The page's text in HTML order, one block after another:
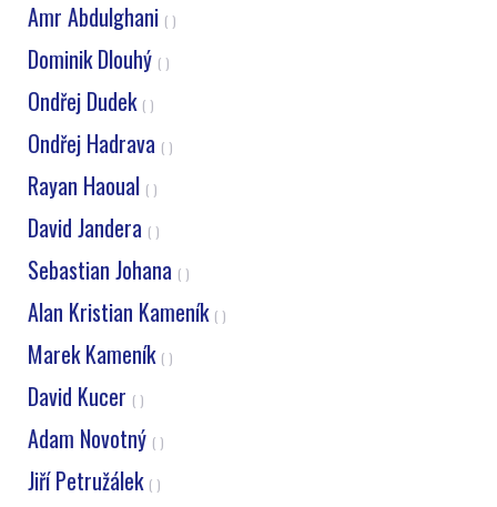
Amr Abdulghani ( )
Dominik Dlouhý ( )
Ondřej Dudek ( )
Ondřej Hadrava ( )
Rayan Haoual ( )
David Jandera ( )
Sebastian Johana ( )
Alan Kristian Kameník ( )
Marek Kameník ( )
David Kucer ( )
Adam Novotný ( )
Jiří Petružálek ( )